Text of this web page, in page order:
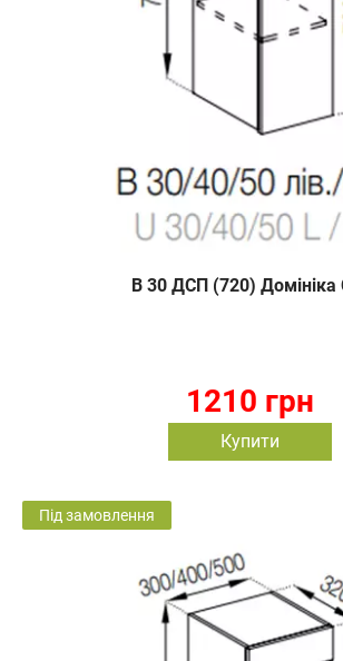
В 30 ДСП (720) Домініка
1210 грн
Купити
Під замовлення